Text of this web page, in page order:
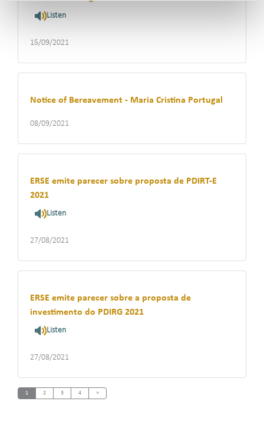
Listen
15/09/2021
Notice of Bereavement - Maria Cristina Portugal
08/09/2021
ERSE emite parecer sobre proposta de PDIRT-E
2021
Listen
27/08/2021
ERSE emite parecer sobre a proposta de
investimento do PDIRG 2021
Listen
27/08/2021
1 2 3 4 »Next